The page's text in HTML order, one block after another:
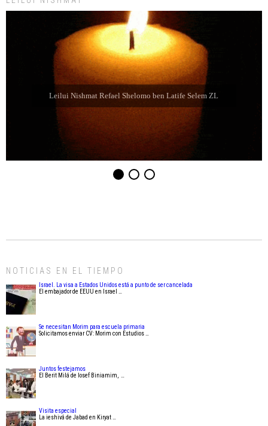
Leilui Nishmat Refael Shelomo ben Latife Selem ZL
Leilui Nishmat Sara bat Farida Chabube ZL
NOTICIAS EN EL TIEMPO
Israel. La visa a Estados Unidos está a punto de ser cancelada
El embajador de EEUU en Israel …
Se necesitan Morim para escuela primaria
Solicitamos enviar CV: Morim con Estudios …
Juntos festejamos
El Berit Milá de Iosef Biniamim, …
Visita especial
La ieshivá de Jabad en Kiryat …